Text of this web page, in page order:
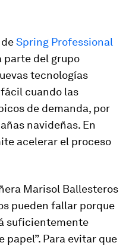
Spring Professional
parte del grupo
tecnologías
cuando las
de demanda, por
navideñas. En
acelerar el proceso
Marisol Ballesteros
pueden fallar porque
suficientemente
papel”. Para evitar que